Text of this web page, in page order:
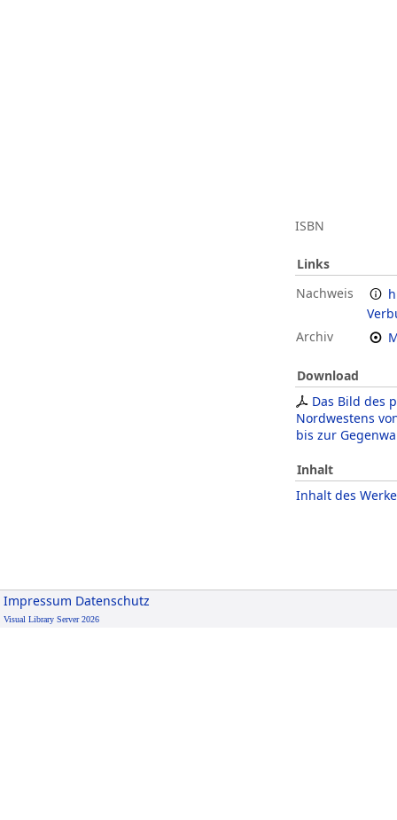
ISBN
Links
Nachweis
Archiv
Download
Das Bild des
Nordwestens
bis zur
Inhalt
Inhalt des
Impressum Datenschutz
Visual Library Server 2026